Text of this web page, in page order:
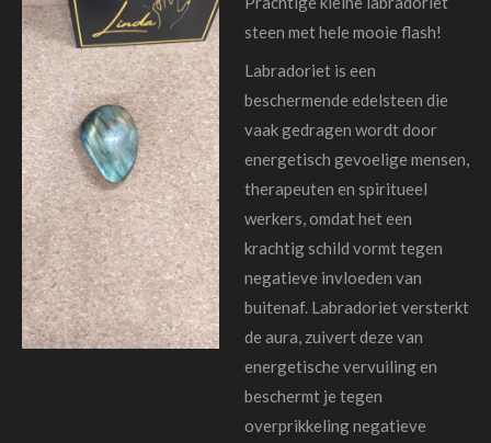
steen met hele mooie flash!
Labradoriet is een
beschermende edelsteen die
vaak gedragen wordt door
energetisch gevoelige mensen,
therapeuten en spiritueel
werkers, omdat het een
krachtig schild vormt tegen
negatieve invloeden van
buitenaf. Labradoriet versterkt
de aura, zuivert deze van
energetische vervuiling en
beschermt je tegen
overprikkeling negatieve